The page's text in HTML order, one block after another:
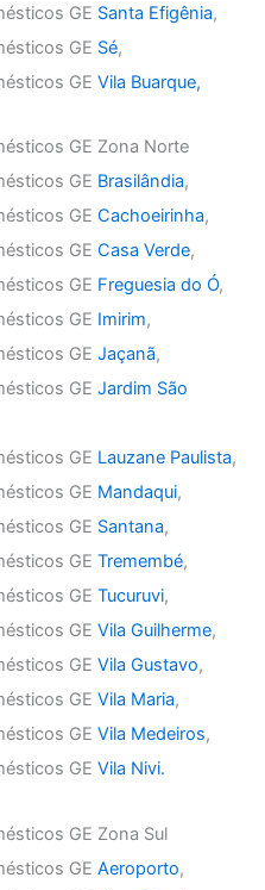
GE Santa Efigênia,
GE Sé,
GEVila Buarque,
GE Zona Norte
GE Brasilândia,
GECachoeirinha,
GECasa Verde,
GE Freguesia do Ó,
GE Imirim,
GEJaçanã,
GEJardim São
GE Lauzane Paulista,
GE Mandaqui,
GE Santana,
GETremembé,
GETucuruvi,
GEVila Guilherme,
GEVila Gustavo,
GEVila Maria,
GEVila Medeiros,
GEVila Nivi.
GE Zona Sul
GEAeroporto,